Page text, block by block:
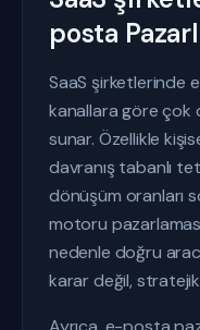
posta
SaaS şirketlerinde
kanallara göre çok
sunar. Özellikle
davranış tabanlı
dönüşüm oranları
motoru
nedenle doğru
karar değil, stratejik